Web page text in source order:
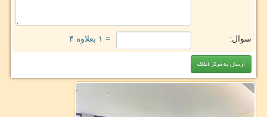
سوال: = ۱ بعلاوه ۴